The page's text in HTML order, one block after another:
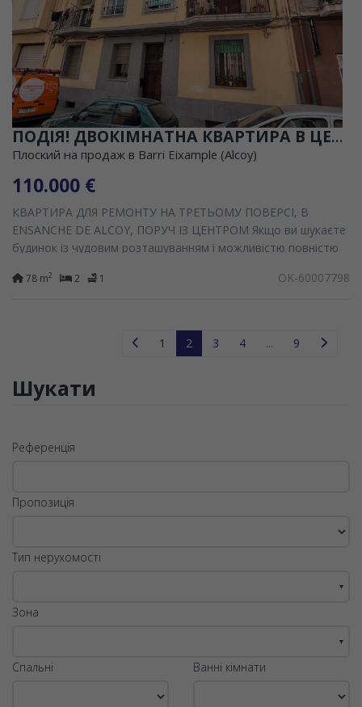
ПОДІЯ! ДВОКІМНАТНА КВАРТИРА В ЦЕНТРІ АЛКОЯ ДЛЯ РЕФОРМУВАННЯ!
Плоский на продаж в Barri Eixample (Alcoy)
110.000 €
КВАРТИРА ДЛЯ РЕМОНТУ НА ТРЕТЬОМУ ПОВЕРСІ, В
ENSANCHE DE ALCOY, ПОРУЧ ІЗ ЦЕНТРОМ Якщо ви шукаєте
будинок із чудовим розташуванням і можливістю повністю
Розташований...
78 m2 2 1 OK-60007798
1 2 3 4 ... 9
Шукати
Референція
Пропозиція
Тип нерухомості
▼
Зона
▼
Спальні Ванні кімнати